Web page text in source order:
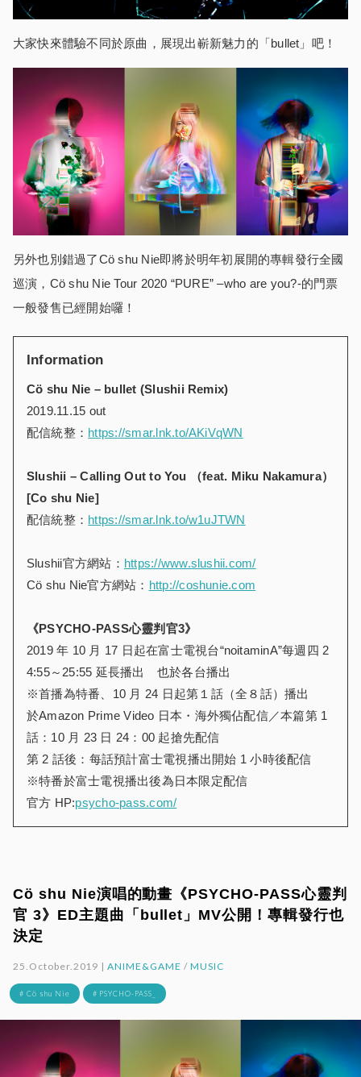
大家快來體驗不同於原曲，展現出嶄新魅力的「bullet」吧！
另外也別錯過了Cö shu Nie即將於明年初展開的專輯發行全國
巡演，Cö shu Nie Tour 2020 “PURE” –who are you?-的門票
一般發售已經開始囉！
Information
Cö shu Nie – bullet (Slushii Remix)
2019.11.15 out
配信統整： https://smar.lnk.to/AKiVqWN
Slushii – Calling Out to You （feat. Miku Nakamura）
[Co shu Nie]
配信統整： https://smar.lnk.to/w1uJTWN
Slushii官方網站： https://www.slushii.com/
Cö shu Nie官方網站： http://coshunie.com
《PSYCHO-PASS心靈判官3》
2019 年 10 月 17 日起在富士電視台“noitaminA”每週四 2
4:55～25:55 延長播出 也於各台播出
※首播為特番、10 月 24 日起第１話（全８話）播出
於Amazon Prime Video 日本・海外獨佔配信／本篇第 1
話：10 月 23 日 24：00 起搶先配信
第 2 話後：每話預計富士電視播出開始 1 小時後配信
※特番於富士電視播出後為日本限定配信
官方 HP:psycho-pass.com/
Cö shu Nie演唱的動畫《PSYCHO-PASS心靈判
官 3》ED主題曲「bullet」MV公開！專輯發行也
決定
25.October.2019 |ANIME&GAME / MUSIC
# Cö shu Nie # PSYCHO-PASS_